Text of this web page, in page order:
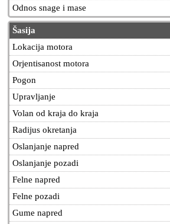
Odnos snage i mase
Šasija
Lokacija motora
Orjentisanost motora
Pogon
Upravljanje
Volan od kraja do kraja
Radijus okretanja
Oslanjanje napred
Oslanjanje pozadi
Felne napred
Felne pozadi
Gume napred